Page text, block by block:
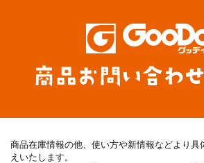
商品在庫情報の他、使い方や新情報などより具
えいたします。